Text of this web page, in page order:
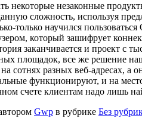
некоторые незаконные
сложность, используя
только научился
который зашифрует
заканчивается и проект с
площадок, все же решение
сотнях разных веб-адресах,
функционируют, и на
счете клиентам надо лишь
Gwp в рубрике Без